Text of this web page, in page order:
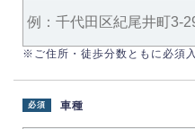
※ご住所・徒歩分数ともに必須
車種
必須